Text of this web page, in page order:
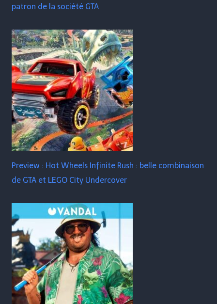
patron de la société GTA
Preview : Hot Wheels Infinite Rush : belle combinaison
de GTA et LEGO City Undercover